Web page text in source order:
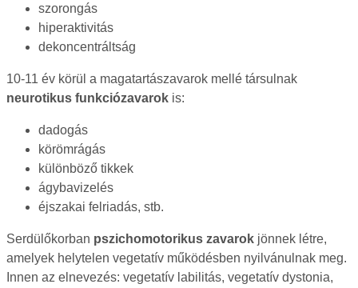
szorongás
hiperaktivitás
dekoncentráltság
10-11 év körül a magatartászavarok mellé társulnak
neurotikus funkciózavarok is:
dadogás
körömrágás
különböző tikkek
ágybavizelés
éjszakai felriadás, stb.
Serdülőkorban pszichomotorikus zavarok jönnek létre,
amelyek helytelen vegetatív működésben nyilvánulnak meg.
Innen az elnevezés: vegetatív labilitás, vegetatív dystonia,